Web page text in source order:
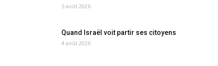
5 août 2026
Quand Israël voit partir ses citoyens
4 août 2026